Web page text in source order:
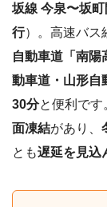
坂線 今泉〜坂
行）。高速バス
自動車道「南陽
動車道・山形自
30分と便利です
面凍結があり、
とも遅延を見込